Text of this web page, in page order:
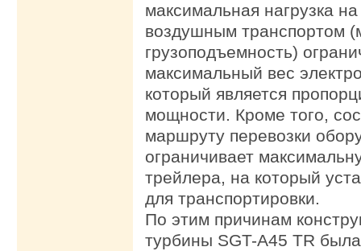
максимальная нагрузка
воздушным транспортом
грузоподъемность)
максимальный вес
который является
мощности. Кроме того,
маршруту перевозки
ограничивает
трейлера, на который
для транспортировки.
По этим причинам
турбины SGT-A45 TR